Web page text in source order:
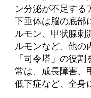
ン分泌が不足する
下垂体は脳の底部
ルモン、甲状腺刺
ルモンなど、他の
「司令塔」の役
常は、成長障害、
低下症など、全身